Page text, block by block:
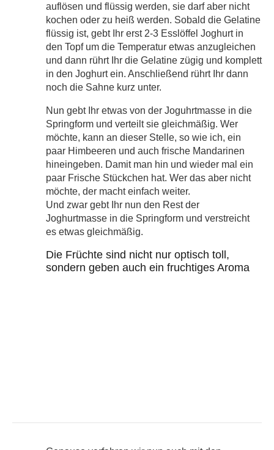
auflösen und flüssig werden, sie darf aber nicht
kochen oder zu heiß werden. Sobald die Gelatine
flüssig ist, gebt Ihr erst 2-3 Esslöffel Joghurt in
den Topf um die Temperatur etwas anzugleichen
und dann rührt Ihr die Gelatine zügig und komplett
in den Joghurt ein. Anschließend rührt Ihr dann
noch die Sahne kurz unter.
Nun gebt Ihr etwas von der Joguhrtmasse in die
Springform und verteilt sie gleichmäßig. Wer
möchte, kann an dieser Stelle, so wie ich, ein
paar Himbeeren und auch frische Mandarinen
hineingeben. Damit man hin und wieder mal ein
paar Frische Stückchen hat. Wer das aber nicht
möchte, der macht einfach weiter.
Und zwar gebt Ihr nun den Rest der
Joghurtmasse in die Springform und verstreicht
es etwas gleichmäßig.
Die Früchte sind nicht nur optisch toll,
sondern geben auch ein fruchtiges Aroma